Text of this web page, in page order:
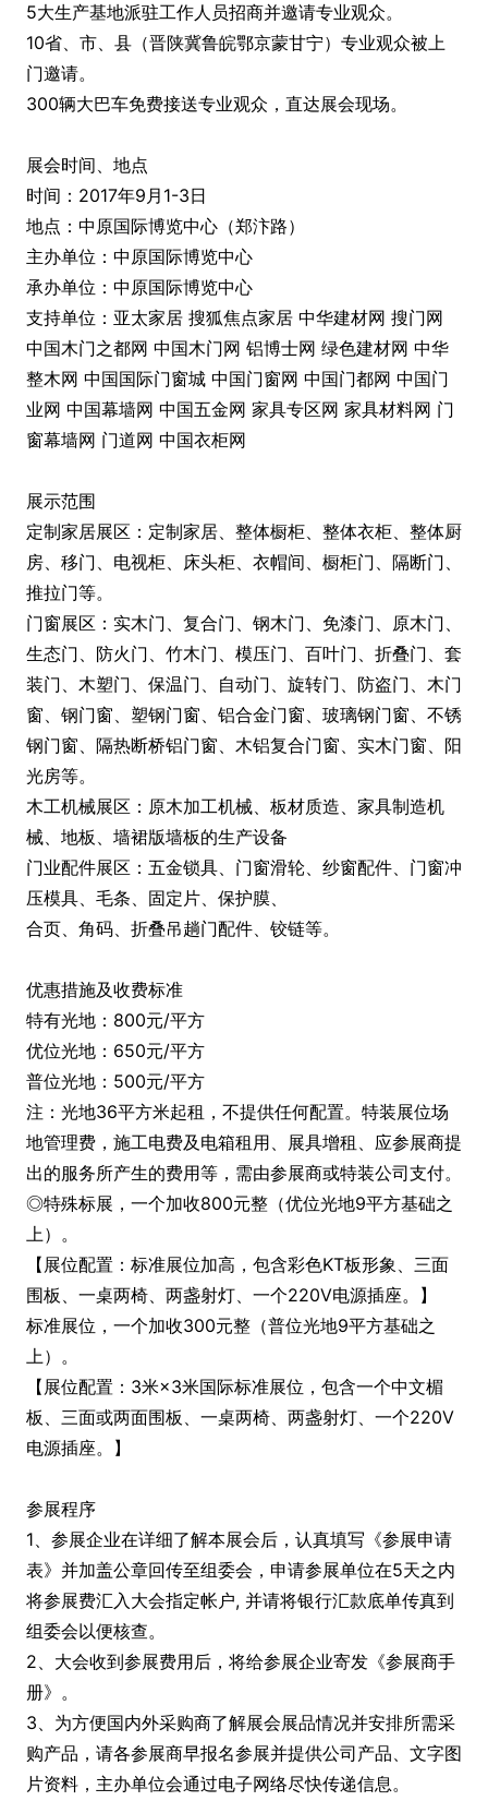
5大生产基地派驻工作人员招商并邀请专业观众。
10省、市、县（晋陕冀鲁皖鄂京蒙甘宁）专业观众被上
门邀请。
300辆大巴车免费接送专业观众，直达展会现场。
展会时间、地点
时间：2017年9月1-3日
地点：中原国际博览中心（郑汴路）
主办单位：中原国际博览中心
承办单位：中原国际博览中心
支持单位：亚太家居 搜狐焦点家居 中华建材网 搜门网
中国木门之都网 中国木门网 铝博士网 绿色建材网 中华
整木网 中国国际门窗城 中国门窗网 中国门都网 中国门
业网 中国幕墙网 中国五金网 家具专区网 家具材料网 门
窗幕墙网 门道网 中国衣柜网
展示范围
定制家居展区：定制家居、整体橱柜、整体衣柜、整体厨
房、移门、电视柜、床头柜、衣帽间、橱柜门、隔断门、
推拉门等。
门窗展区：实木门、复合门、钢木门、免漆门、原木门、
生态门、防火门、竹木门、模压门、百叶门、折叠门、套
装门、木塑门、保温门、自动门、旋转门、防盗门、木门
窗、钢门窗、塑钢门窗、铝合金门窗、玻璃钢门窗、不锈
钢门窗、隔热断桥铝门窗、木铝复合门窗、实木门窗、阳
光房等。
木工机械展区：原木加工机械、板材质造、家具制造机
械、地板、墙裙版墙板的生产设备
门业配件展区：五金锁具、门窗滑轮、纱窗配件、门窗冲
压模具、毛条、固定片、保护膜、
合页、角码、折叠吊趟门配件、铰链等。
优惠措施及收费标准
特有光地：800元/平方
优位光地：650元/平方
普位光地：500元/平方
注：光地36平方米起租，不提供任何配置。特装展位场
地管理费，施工电费及电箱租用、展具增租、应参展商提
出的服务所产生的费用等，需由参展商或特装公司支付。
◎特殊标展，一个加收800元整（优位光地9平方基础之
上）。
【展位配置：标准展位加高，包含彩色KT板形象、三面
围板、一桌两椅、两盏射灯、一个220V电源插座。】
标准展位，一个加收300元整（普位光地9平方基础之
上）。
【展位配置：3米×3米国际标准展位，包含一个中文楣
板、三面或两面围板、一桌两椅、两盏射灯、一个220V
电源插座。】
参展程序
1、参展企业在详细了解本展会后，认真填写《参展申请
表》并加盖公章回传至组委会，申请参展单位在5天之内
将参展费汇入大会指定帐户, 并请将银行汇款底单传真到
组委会以便核查。
2、大会收到参展费用后，将给参展企业寄发《参展商手
册》。
3、为方便国内外采购商了解展会展品情况并安排所需采
购产品，请各参展商早报名参展并提供公司产品、文字图
片资料，主办单位会通过电子网络尽快传递信息。